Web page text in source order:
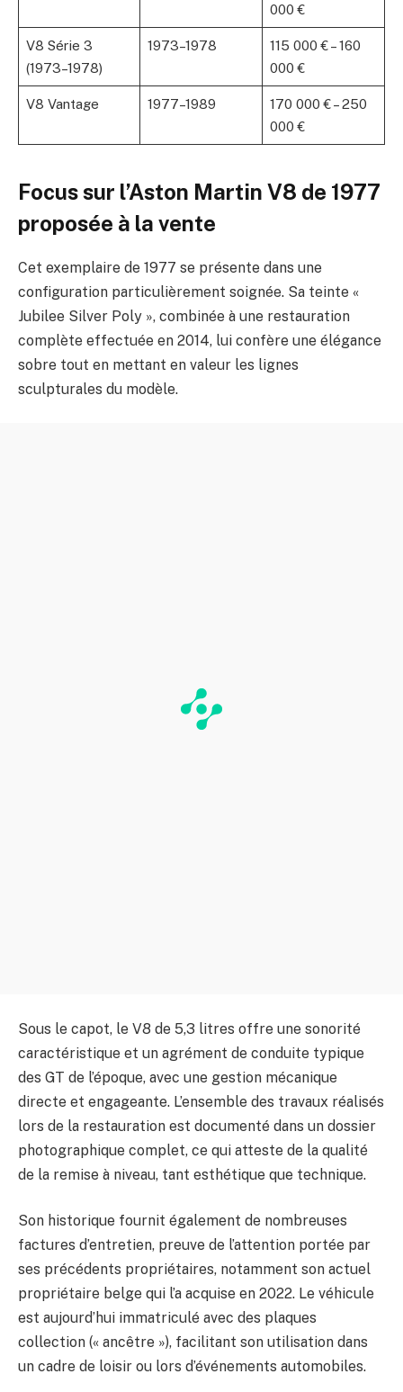
000 €
V8 Série 3
(1973–1978)
1973–1978
115 000 € – 160
000 €
V8 Vantage 1977–1989
170 000 € – 250
000 €
Focus sur l’Aston Martin V8 de 1977
proposée à la vente
Cet exemplaire de 1977 se présente dans une
configuration particulièrement soignée. Sa teinte «
Jubilee Silver Poly », combinée à une restauration
complète effectuée en 2014, lui confère une élégance
sobre tout en mettant en valeur les lignes
sculpturales du modèle.
Sous le capot, le V8 de 5,3 litres offre une sonorité
caractéristique et un agrément de conduite typique
des GT de l’époque, avec une gestion mécanique
directe et engageante. L’ensemble des travaux réalisés
lors de la restauration est documenté dans un dossier
photographique complet, ce qui atteste de la qualité
de la remise à niveau, tant esthétique que technique.
Son historique fournit également de nombreuses
factures d’entretien, preuve de l’attention portée par
ses précédents propriétaires, notamment son actuel
propriétaire belge qui l’a acquise en 2022. Le véhicule
est aujourd’hui immatriculé avec des plaques
collection (« ancêtre »), facilitant son utilisation dans
un cadre de loisir ou lors d’événements automobiles.